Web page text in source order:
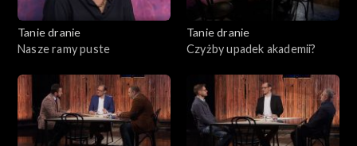
Tanie dranie
Nasze ramy puste
Tanie dranie
Czyżby upadek akademii?